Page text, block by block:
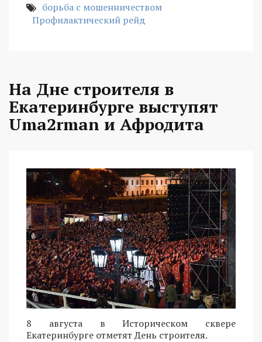
борьба с мошенничеством
Профилактический рейд
На Дне строителя в
Екатеринбурге выступят
Uma2rman и Афродита
8 августа в Историческом сквере
Екатеринбурге отметят День строителя.